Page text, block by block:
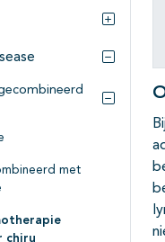
met
chiru